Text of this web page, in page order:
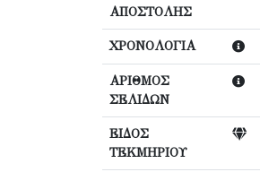
ΑΠΟΣΤΟΛΗΣ
ΧΡΟΝΟΛΟΓΙΑ
ΑΡΙΘΜΟΣ
ΣΕΛΙΔΩΝ
ΕΙΔΟΣ
ΤΕΚΜΗΡΙΟΥ